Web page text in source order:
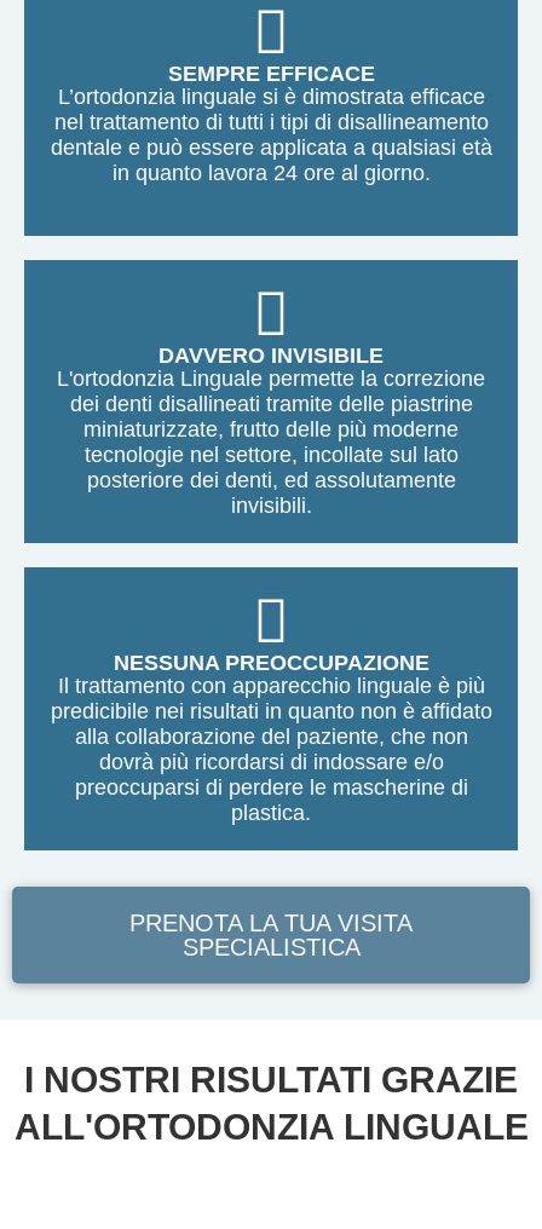
SEMPRE EFFICACE
L’ortodonzia linguale si è dimostrata efficace
nel trattamento di tutti i tipi di disallineamento
dentale e può essere applicata a qualsiasi età
in quanto lavora 24 ore al giorno.
DAVVERO INVISIBILE
L'ortodonzia Linguale permette la correzione
dei denti disallineati tramite delle piastrine
miniaturizzate, frutto delle più moderne
tecnologie nel settore, incollate sul lato
posteriore dei denti, ed assolutamente
invisibili.
NESSUNA PREOCCUPAZIONE
Il trattamento con apparecchio linguale è più
predicibile nei risultati in quanto non è affidato
alla collaborazione del paziente, che non
dovrà più ricordarsi di indossare e/o
preoccuparsi di perdere le mascherine di
plastica.
PRENOTA LA TUA VISITA
SPECIALISTICA
I NOSTRI RISULTATI GRAZIE
ALL'ORTODONZIA LINGUALE